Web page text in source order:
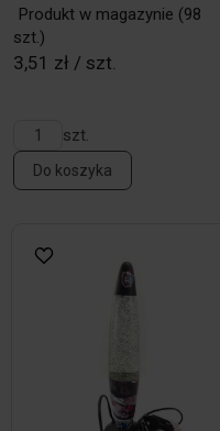
Produkt w magazynie (98
szt.)
3,51 zł / szt.
szt.
Do koszyka